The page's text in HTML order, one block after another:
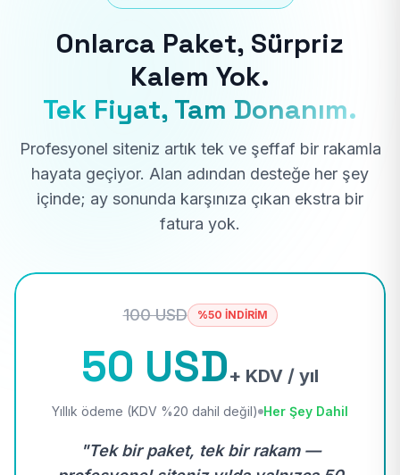
Onlarca Paket, Sürpriz
Kalem Yok.
Tek Fiyat, Tam Donanım.
Profesyonel siteniz artık tek ve şeffaf bir rakamla
hayata geçiyor. Alan adından desteğe her şey
içinde; ay sonunda karşınıza çıkan ekstra bir
fatura yok.
100 USD %50 İNDİRİM
50 USD+ KDV / yıl
Yıllık ödeme (KDV %20 dahil değil) Her Şey Dahil
"Tek bir paket, tek bir rakam —